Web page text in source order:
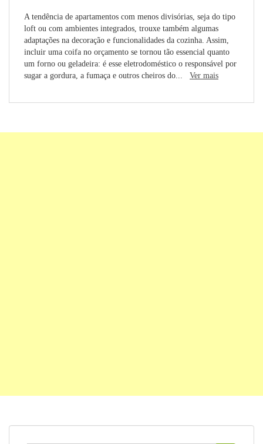
A tendência de apartamentos com menos divisórias, seja do tipo
loft ou com ambientes integrados, trouxe também algumas
adaptações na decoração e funcionalidades da cozinha. Assim,
incluir uma coifa no orçamento se tornou tão essencial quanto
um forno ou geladeira: é esse eletrodoméstico o responsável por
sugar a gordura, a fumaça e outros cheiros do... Ver mais